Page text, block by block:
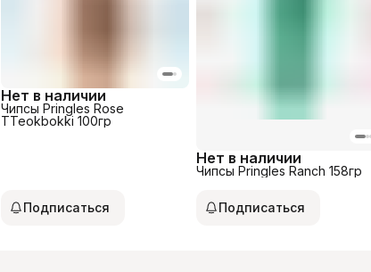
Нет в наличии
Чипсы Pringles Rose
TTeokbokki 100гр
Подписаться
Нет в наличии
Чипсы Pringles Ranch 158гр
Подписаться